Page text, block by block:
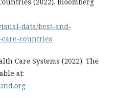
data/best-and-
countries
Care Systems (2022). The
at: